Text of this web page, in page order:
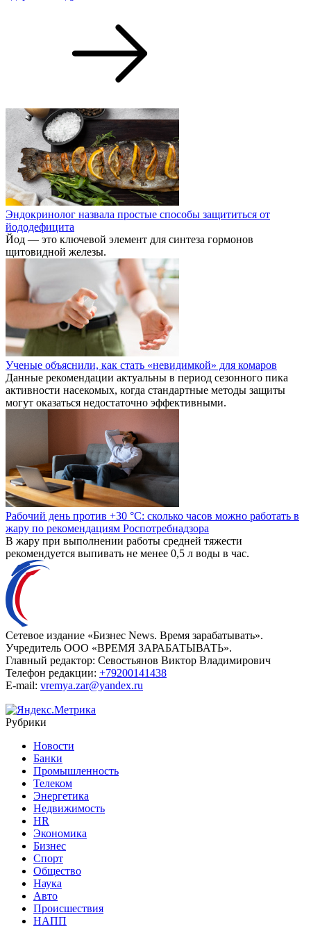
Эндокринолог назвала простые способы защититься от
йододефицита
Йод — это ключевой элемент для синтеза гормонов
щитовидной железы.
Ученые объяснили, как стать «невидимкой» для комаров
Данные рекомендации актуальны в период сезонного пика
активности насекомых, когда стандартные методы защиты
могут оказаться недостаточно эффективными.
Рабочий день против +30 °C: сколько часов можно работать в
жару по рекомендациям Роспотребнадзора
В жару при выполнении работы средней тяжести
рекомендуется выпивать не менее 0,5 л воды в час.
Сетевое издание «Бизнес News. Время зарабатывать».
Учредитель ООО «ВРЕМЯ ЗАРАБАТЫВАТЬ».
Главный редактор: Севостьянов Виктор Владимирович
Телефон редакции: +79200141438
E-mail: vremya.zar@yandex.ru
Рубрики
Новости
Банки
Промышленность
Телеком
Энергетика
Недвижимость
HR
Экономика
Бизнес
Спорт
Общество
Наука
Авто
Происшествия
НАПП